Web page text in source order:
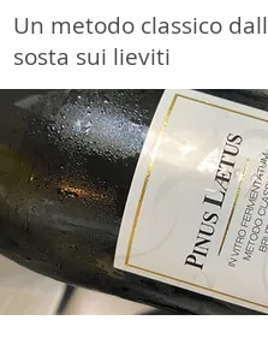
Un metodo classico
sosta sui lieviti